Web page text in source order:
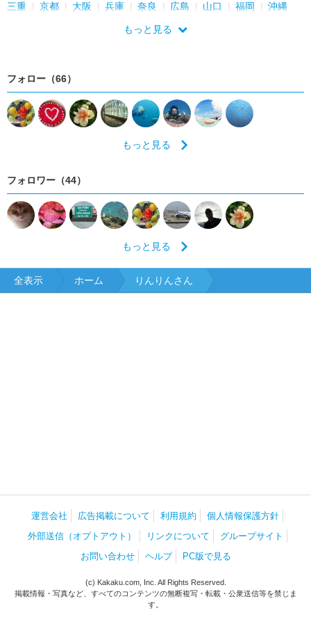
三重
京都 大阪 兵庫 奈良 広島 山口 福岡 沖縄
もっと見る
フォロー（66）
もっと見る
フォロワー（44）
もっと見る
全表示 ホーム りんりんさん
運営会社 広告掲載について 利用規約
個人情報保護方針
外部送信（オプトアウト）
リンクについて
グループサイト
お問い合わせ
ヘルプ PC版で見る
(c) Kakaku.com, Inc. All Rights Reserved.
掲載情報・写真など、すべてのコンテンツの無断複写・転載・公衆送信等を禁じま
す。